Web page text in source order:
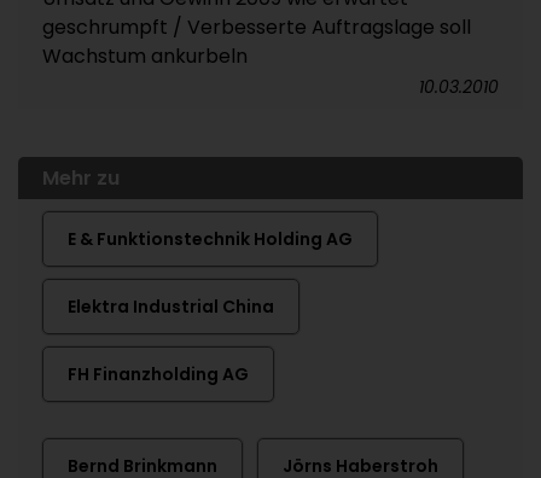
geschrumpft / Verbesserte Auftragslage soll
Wachstum ankurbeln
10.03.2010
Mehr zu
E & Funktionstechnik Holding AG
Elektra Industrial China
FH Finanzholding AG
Bernd Brinkmann Jörns Haberstroh